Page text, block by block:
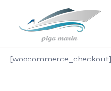
[woocommerce_checkout]